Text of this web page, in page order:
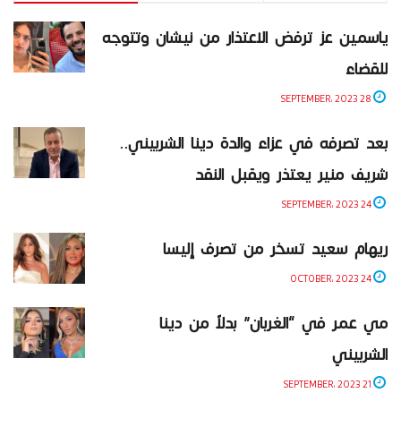
ياسمين عز ترفض الاعتذار من نيشان وتتوجه
للقضاء
بعد تصرفه في عزاء والدة دينا الشربيني..
شريف منير يعتذر ويقبل النقد
ريهام سعيد تسخر من تصرف إليسا
مي عمر في “الغربان” بدلاً من دينا
الشربيني